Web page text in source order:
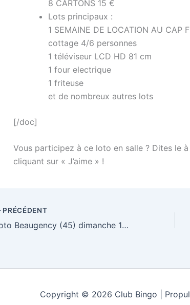
8 CARTONS 15 €
Lots principaux :
1 SEMAINE DE LOCATION AU CAP
cottage 4/6 personnes
1 téléviseur LCD HD 81 cm
1 four electrique
1 friteuse
et de nombreux autres lots
[/doc]
Vous participez à ce loto en salle ? Dites le
cliquant sur « J’aime » !
PRÉCÉDENT
Loto Beaugency (45) dimanche 15 janvier 2012
Copyright © 2026 Club Bingo |